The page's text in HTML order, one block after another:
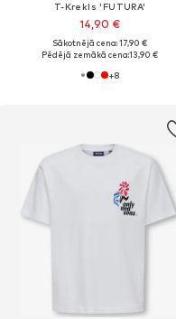
T-Krekls 'FUTURA'
14,90 €
Sākotnējā cena: 17,90 €
Pēdējā zemākā cena:13,90 €
+8